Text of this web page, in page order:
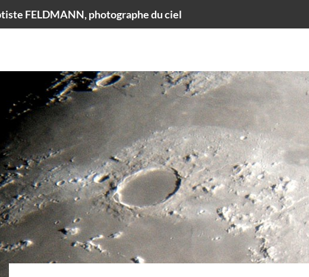
FELDMANN, photographe du ciel